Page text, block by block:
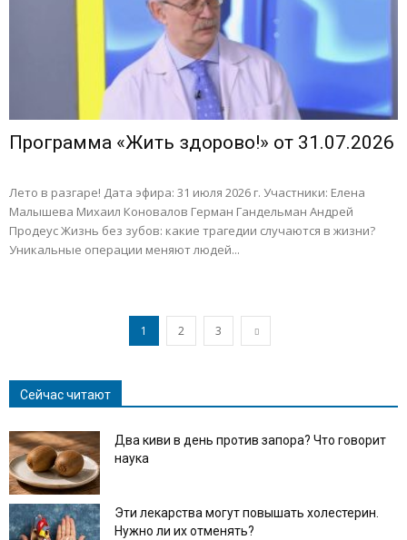
Программа «Жить здорово!» от 31.07.2026
Лето в разгаре! Дата эфира: 31 июля 2026 г. Участники: Елена
Малышева Михаил Коновалов Герман Гандельман Андрей
Продеус Жизнь без зубов: какие трагедии случаются в жизни?
Уникальные операции меняют людей...
1 2 3
Сейчас читают
Два киви в день против запора? Что говорит
наука
Эти лекарства могут повышать холестерин.
Нужно ли их отменять?